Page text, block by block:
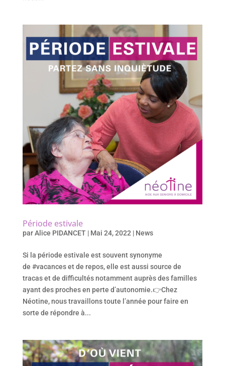
Période estivale
parAlice PIDANCET| Mai 24, 2022 | News
Si la période estivale est souvent synonyme
de #vacances et de repos, elle est aussi source de
tracas et de difficultés notamment auprès des familles
ayant des proches en perte d’autonomie.👉Chez
Néotine, nous travaillons toute l’année pour faire en
sorte de répondre à...